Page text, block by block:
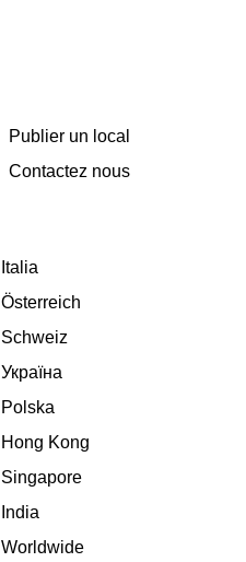
Publier un local
Contactez nous
Italia
Österreich
Schweiz
Україна
Polska
Hong Kong
Singapore
India
Worldwide